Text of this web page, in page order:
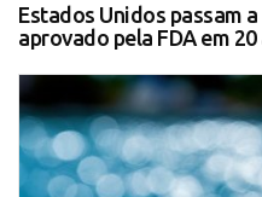
Estados Unidos passam
aprovado pela FDA em 20